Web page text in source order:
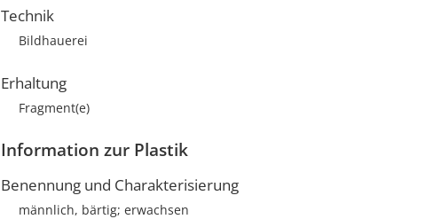
Technik
Bildhauerei
Erhaltung
Fragment(e)
Information zur Plastik
Benennung und Charakterisierung
männlich, bärtig; erwachsen